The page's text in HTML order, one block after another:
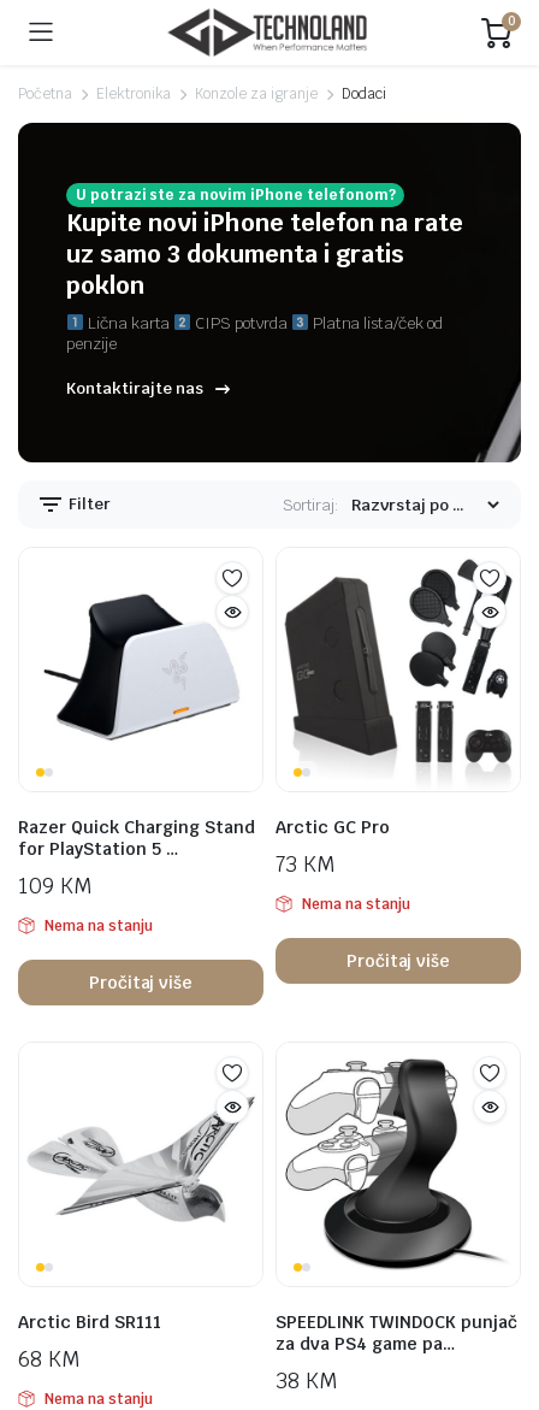
0
Početna Elektronika Konzole za igranje Dodaci
U potrazi ste za novim iPhone telefonom?
Kupite novi iPhone telefon na rate
uz samo 3 dokumenta i gratis
poklon
Lična karta CIPS potvrda
Platna lista/ček od
penzije
Kontaktirajte nas
Filter Sortiraj:
Razer Quick Charging Stand
for PlayStation 5 …
109 KM
Nema na stanju
Pročitaj više
Arctic GC Pro
73 KM
Nema na stanju
Pročitaj više
Arctic Bird SR111
68 KM
Nema na stanju
SPEEDLINK TWINDOCK punjač
za dva PS4 game pa…
38 KM